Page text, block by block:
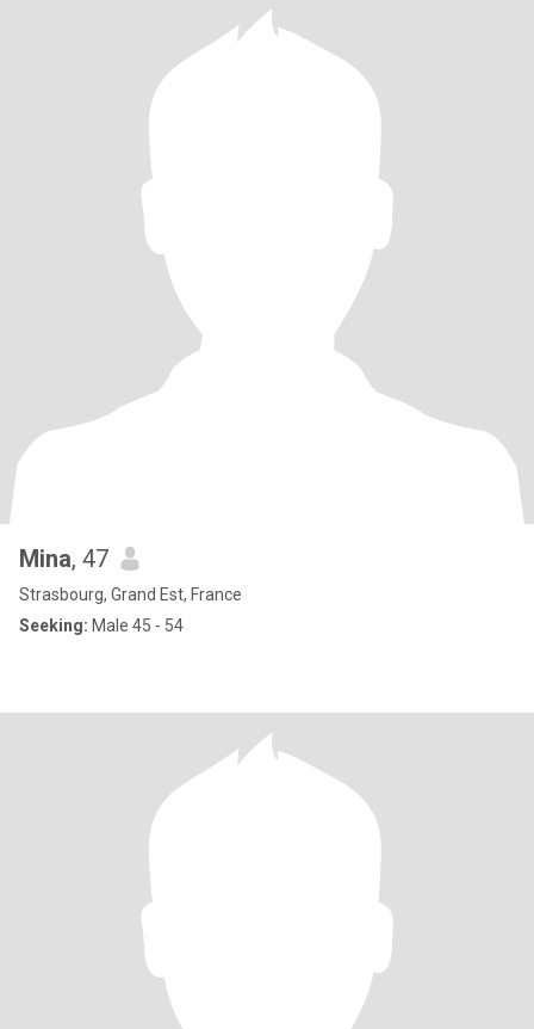
Mina, 47
Strasbourg, Grand Est, France
Seeking: Male 45 - 54